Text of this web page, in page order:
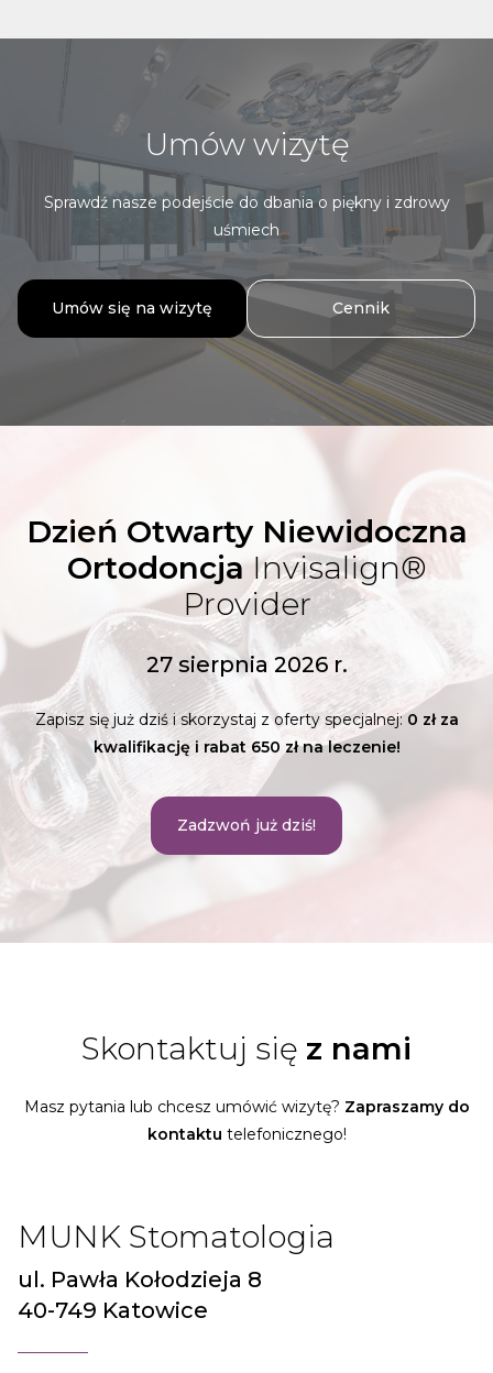
Umów wizytę
Sprawdź nasze podejście do dbania o piękny i zdrowy
uśmiech
Umów się na wizytę Cennik
Dzień Otwarty Niewidoczna
OrtodoncjaInvisalign®
Provider
27 sierpnia 2026 r.
Zapisz się już dziś i skorzystaj z oferty specjalnej:0 zł za
kwalifikację i rabat 650 zł na leczenie!
Zadzwoń już dziś!
Skontaktuj się z nami
Masz pytania lub chcesz umówić wizytę? Zapraszamy do
kontaktu telefonicznego!
MUNK Stomatologia
ul. Pawła Kołodzieja 8
40-749 Katowice